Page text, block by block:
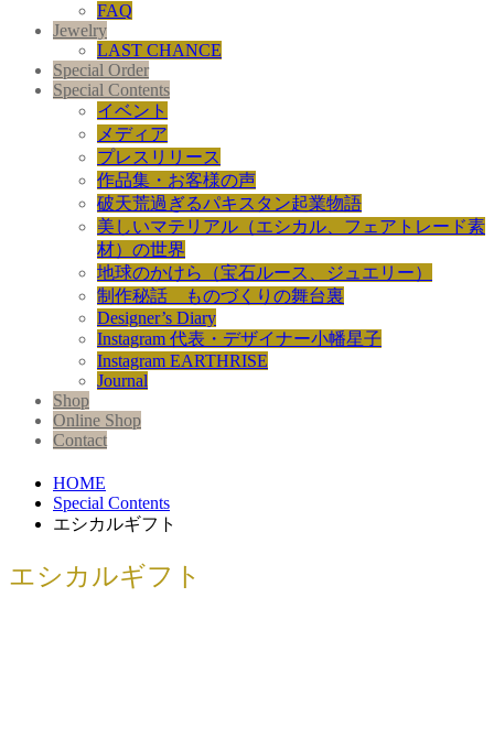
FAQ
Jewelry
LAST CHANCE
Special Order
Special Contents
イベント
メディア
プレスリリース
作品集・お客様の声
破天荒過ぎるパキスタン起業物語
美しいマテリアル（エシカル、フェアトレード素
材）の世界
地球のかけら（宝石ルース、ジュエリー）
制作秘話 ものづくりの舞台裏
Designer’s Diary
Instagram 代表・デザイナー小幡星子
Instagram EARTHRISE
Journal
Shop
Online Shop
Contact
HOME
Special Contents
エシカルギフト
エシカルギフト